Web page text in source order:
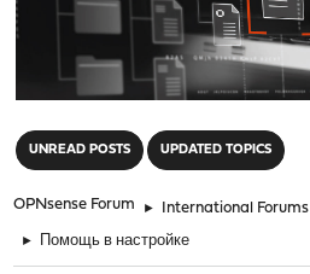
UNREAD POSTS UPDATED TOPICS
OPNsense Forum ► International Forums
► Помощь в настройке